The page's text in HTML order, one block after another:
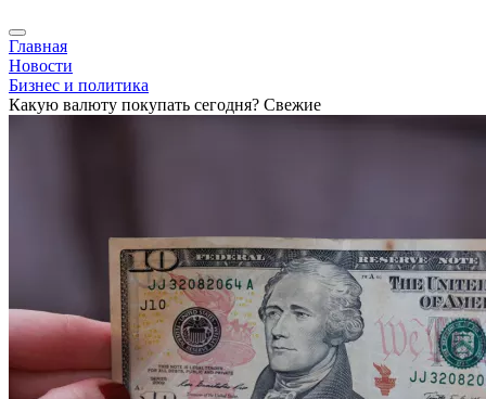
Главная
Новости
Бизнес и политика
Какую валюту покупать сегодня? Свежие